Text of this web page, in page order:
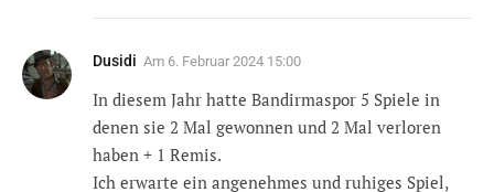
Dusidi Am 6. Februar 2024 15:00
In diesem Jahr hatte Bandirmaspor 5 Spiele in
denen sie 2 Mal gewonnen und 2 Mal verloren
haben + 1 Remis.
Ich erwarte ein angenehmes und ruhiges Spiel,